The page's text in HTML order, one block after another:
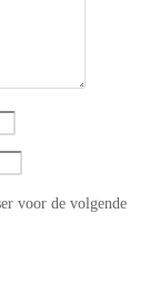
voor de volgende